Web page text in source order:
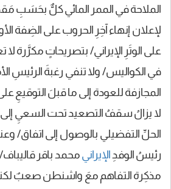
الملاحة في الممر المائي كلٌّ بحَسَبِ
لإعلان إنهاء آخِرِ الحروب على الضِفة
على الوتَرِ الإيراني/ بتصريحاتٍ مكرَّرة لا
في الكواليس/ ولا تنفي رغبةَ الرئيسِ
المجازفة للعودة إلى ما قبلَ التوقيعِ
لا يزالُ سقفُ التصعيد تحت السعيِ إلى
الحلِّ التفضيلي بالوصول إلى اتفاق/
رئيسُ الوفدِ الإيراني محمد باقر
مذكِرة التفاهم معَ واشنطن صعبٌ